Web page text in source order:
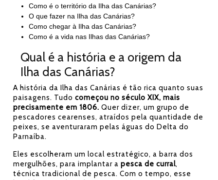
Como é o território da Ilha das Canárias?
O que fazer na Ilha das Canárias?
Como chegar à Ilha das Canárias?
Como é a vida nas Ilhas das Canárias?
Qual é a história e a origem da
Ilha das Canárias?
A história da Ilha das Canárias é tão rica quanto suas
paisagens. Tudo começou no século XIX, mais
precisamente em 1806. Quer dizer, um grupo de
pescadores cearenses, atraídos pela quantidade de
peixes, se aventuraram pelas águas do Delta do
Parnaíba.
Eles escolheram um local estratégico, a barra dos
mergulhões, para implantar a pesca de curral,
técnica tradicional de pesca. Com o tempo, esse